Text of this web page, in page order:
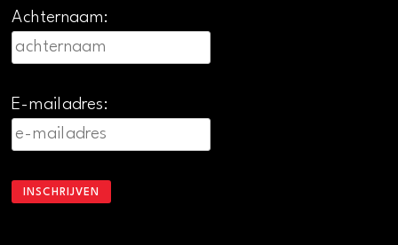
Achternaam:
E-mailadres: